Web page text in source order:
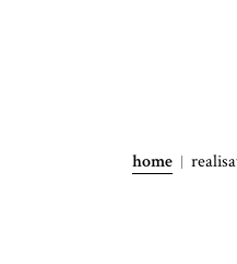
home